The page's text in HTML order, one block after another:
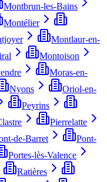
Montbrun-les-Bains
Montélier
Montlaur-en-
Montoison
Moras-en-
Nyons
Oriol-en-
Peyrins
Pierrelatte
de-Barret
Pont-
Portes-lès-Valence
Ratières